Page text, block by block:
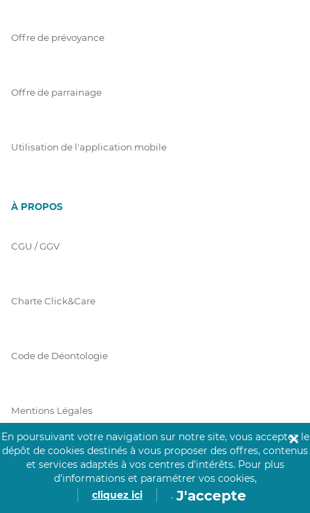
Offre de prévoyance
Offre de parrainage
Utilisation de l'application mobile
À PROPOS
CGU / GGV
Charte Click&Care
Code de Déontologie
Mentions Légales
Prérequis Click&Care
En poursuivant votre navigation sur notre site, vous acceptez le
dépôt de cookies destinés à vous proposer des offres, contenus
et services adaptés à vos centres d’intérêts. Pour plus
d’informations et paramétrer vos cookies,
cliquez ici
. J'accepte
✕